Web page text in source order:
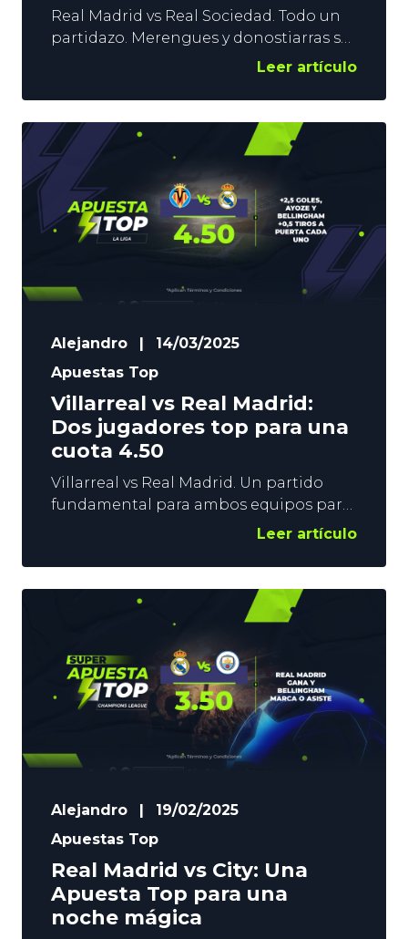
Real Madrid vs Real Sociedad. Todo un
partidazo. Merengues y donostiarras se
ven las caras con la clasificación para la
Ancelotti llegan al duelo con un gol de
ventaja, pero la eliminatoria no está, ni
mucho menos, resuelta. Xabier, nuestro
experto de cabecera, analiza la
Semifinal
Leer artículo
Alejandro |
14/03/2025
Apuestas Top
Villarreal vs Real Madrid:
Dos jugadores top para una
cuota 4.50
Villarreal vs Real Madrid. Un partido
fundamental para ambos equipos para
lograr sus objetivos en LaLiga. Los
Champions, y los visitantes, mantener
intactas sus opciones al título. Se prevé
tensión, espectáculo, y goles. YoSports
Apuesta Top que alcanza la cuota 4.50
poniendo el
Leer artículo
Alejandro |
19/02/2025
Apuestas Top
Real Madrid vs City: Una
Apuesta Top para una
noche mágica